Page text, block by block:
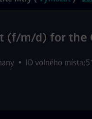
(f/m/d) for the
• ID volného